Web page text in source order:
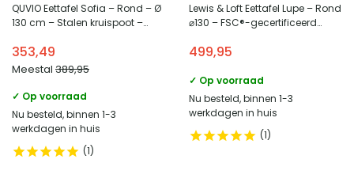
QUVIO Eettafel Sofia – Rond – Ø
130 cm – Stalen kruispoot –
mangohout – Bruin
353,49
Meestal 389,95
✓ Op voorraad
Nu besteld, binnen 1-3
werkdagen in huis
1
Lewis & Loft Eettafel Lupe – Rond
⌀130 – FSC®-gecertificeerd
499,95
✓ Op voorraad
Nu besteld, binnen 1-3
werkdagen in huis
1